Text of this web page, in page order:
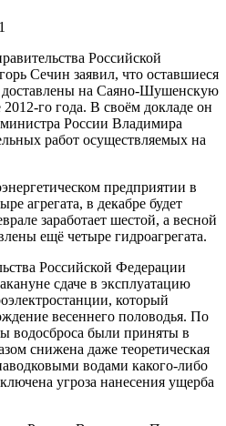
Российской
Сечин заявил, что оставшиеся
доставлены на Саяно-Шушенскую
го года. В своём докладе он
России Владимира
работ осуществляемых на
предприятии в
агрегата, в декабре будет
заработает шестой, а весной
ещё четыре гидроагрегата.
Российской Федерации
сдаче в эксплуатацию
который
весеннего половодья. По
водосброса были приняты в
снижена даже теоретическая
водами какого-либо
угроза нанесения ущерба